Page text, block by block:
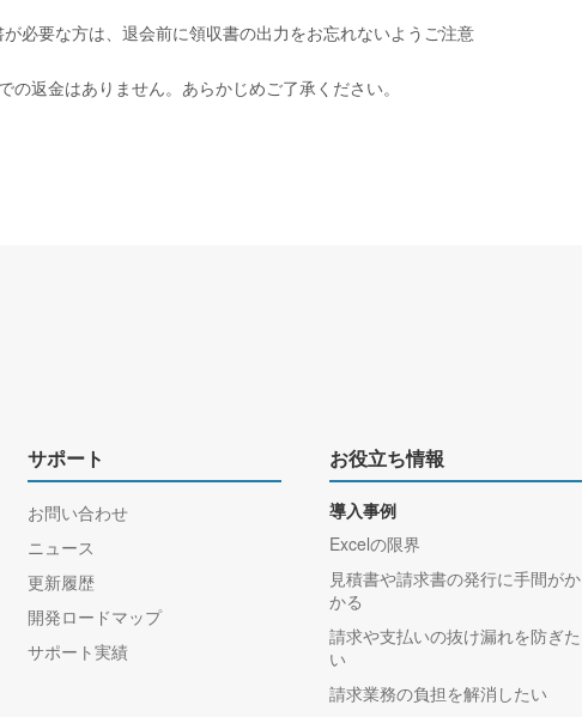
必要な方は、退会前に領収書の出力をお忘れないようご注意
返金はありません。あらかじめご了承ください。
サポート
お問い合わせ
ニュース
更新履歴
開発ロードマップ
サポート実績
お役立ち情報
導入事例
Excelの限界
見積書や請求書の発行に手間がか
かる
請求や支払いの抜け漏れを防ぎた
い
請求業務の負担を解消したい